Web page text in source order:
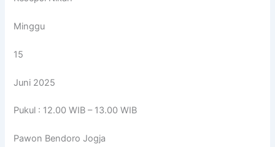
Minggu
15
Juni 2025
Pukul : 12.00 WIB – 13.00 WIB
Pawon Bendoro Jogja